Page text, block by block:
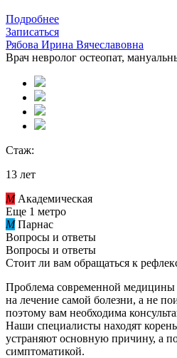
Подробнее
Записаться
Рябова Ирина Вячеславовна
Врач невролог остеопат,
Стаж:
13 лет
MАкадемическая
Еще 1 метро
MПарнас
Вопросы и ответы
Вопросы и ответы
Стоит ли вам обращаться к
Проблема современной медицины
на лечение самой болезни, а не
поэтому вам необходима
Наши специалисты находят
устраняют основную причину, а
симптоматикой.